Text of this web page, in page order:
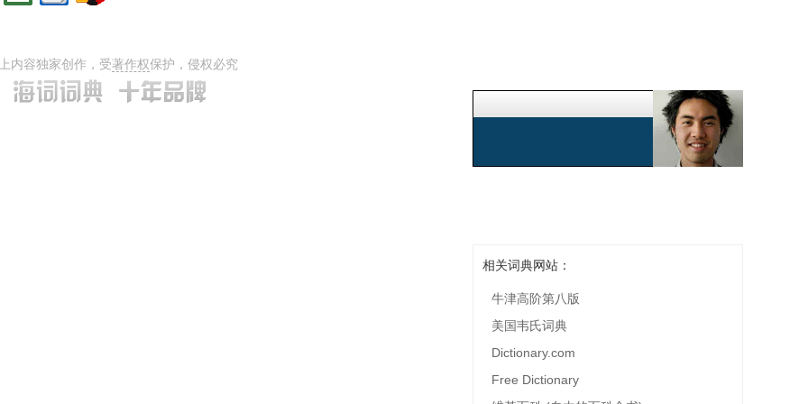
内容独家创作，受著作权保护，侵权必究
相关词典网站：
牛津高阶第八版
美国韦氏词典
Dictionary.com
Free Dictionary